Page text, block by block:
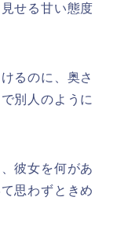
せる甘い態度
るのに、奥さ
別人のように
彼女を何があ
思わずときめ